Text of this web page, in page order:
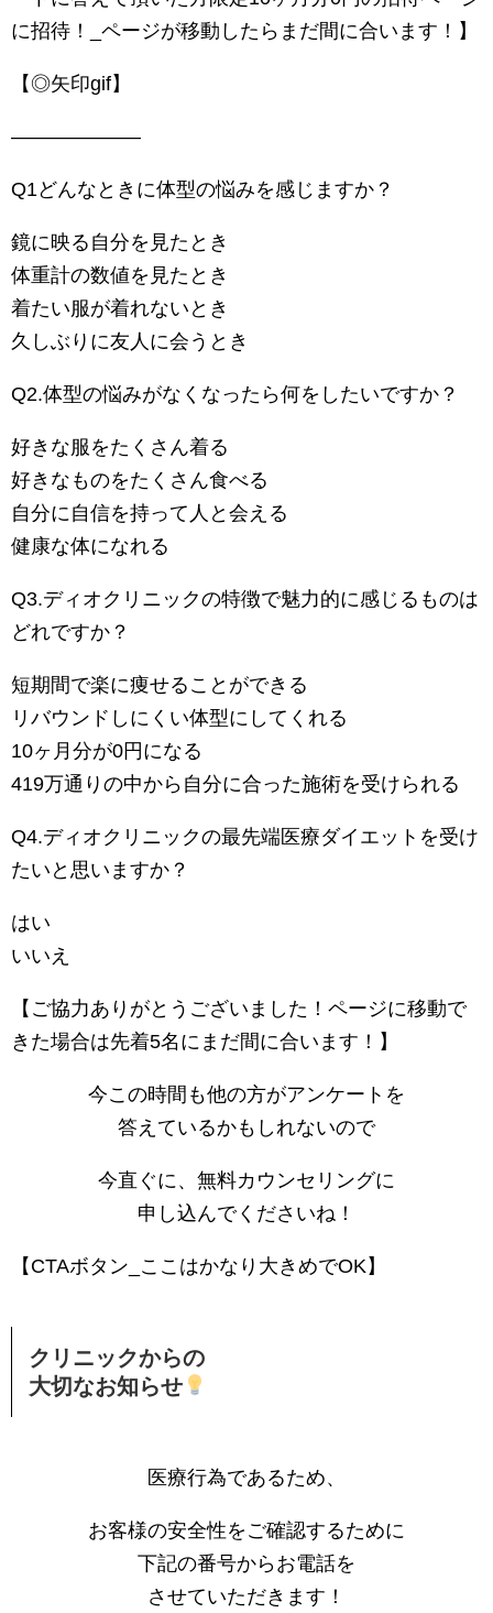
に招待！_ページが移動したらまだ間に合います！】
【◎矢印gif】
——————–
Q1どんなときに体型の悩みを感じますか？
鏡に映る自分を見たとき
体重計の数値を見たとき
着たい服が着れないとき
久しぶりに友人に会うとき
Q2.体型の悩みがなくなったら何をしたいですか？
好きな服をたくさん着る
好きなものをたくさん食べる
自分に自信を持って人と会える
健康な体になれる
Q3.ディオクリニックの特徴で魅力的に感じるものは
どれですか？
短期間で楽に痩せることができる
リバウンドしにくい体型にしてくれる
10ヶ月分が0円になる
419万通りの中から自分に合った施術を受けられる
Q4.ディオクリニックの最先端医療ダイエットを受け
たいと思いますか？
はい
いいえ
【ご協力ありがとうございました！ページに移動で
きた場合は先着5名にまだ間に合います！】
今この時間も他の方がアンケートを
答えているかもしれないので
今直ぐに、無料カウンセリングに
申し込んでくださいね！
【CTAボタン_ここはかなり大きめでOK】
クリニックからの
大切なお知らせ
医療行為であるため、
お客様の安全性をご確認するために
下記の番号からお電話を
させていただきます！